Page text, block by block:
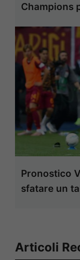
Champions
Pronostico
sfatare un
Articoli